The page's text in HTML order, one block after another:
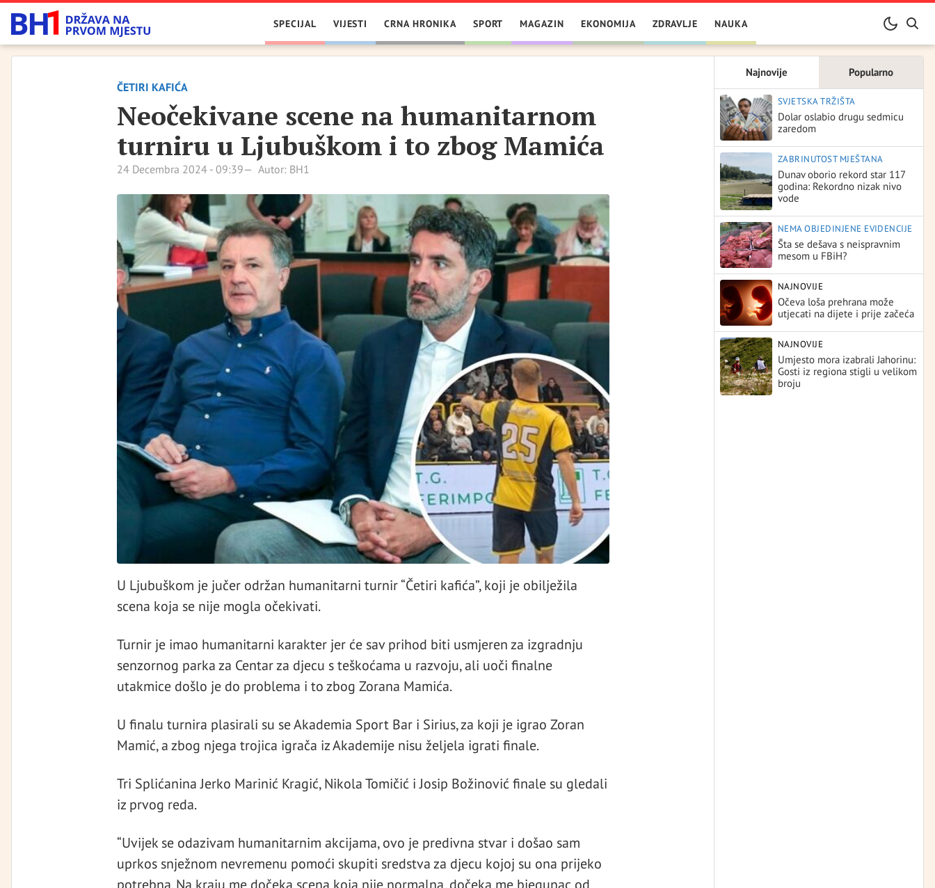
SPECIJAL VIJESTI CRNA HRONIKA SPORT MAGAZIN EKONOMIJA ZDRAVLJE NAUKA
ČETIRI KAFIĆA
Neočekivane scene na humanitarnom
turniru u Ljubuškom i to zbog Mamića
24 Decembra 2024 - 09:39 Autor: BH1
U Ljubuškom je jučer održan humanitarni turnir “Četiri kafića”, koji je obilježila
scena koja se nije mogla očekivati.
Turnir je imao humanitarni karakter jer će sav prihod biti usmjeren za izgradnju
senzornog parka za Centar za djecu s teškoćama u razvoju, ali uoči finalne
utakmice došlo je do problema i to zbog Zorana Mamića.
U finalu turnira plasirali su se Akademia Sport Bar i Sirius, za koji je igrao Zoran
Mamić, a zbog njega trojica igrača iz Akademije nisu željela igrati finale.
Tri Splićanina Jerko Marinić Kragić, Nikola Tomičić i Josip Božinović finale su gledali
iz prvog reda.
“Uvijek se odazivam humanitarnim akcijama, ovo je predivna stvar i došao sam
uprkos snježnom nevremenu pomoći skupiti sredstva za djecu kojoj su ona prijeko
Najnovije Popularno
SVJETSKA TRŽIŠTA
Dolar oslabio drugu sedmicu
zaredom
ZABRINUTOST MJEŠTANA
Dunav oborio rekord star 117
godina: Rekordno nizak nivo
vode
NEMA OBJEDINJENE EVIDENCIJE
Šta se dešava s neispravnim
mesom u FBiH?
NAJNOVIJE
Očeva loša prehrana može
utjecati na dijete i prije začeća
NAJNOVIJE
Umjesto mora izabrali Jahorinu:
Gosti iz regiona stigli u velikom
broju